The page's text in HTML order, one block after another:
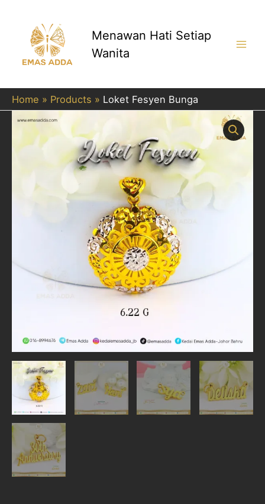
Menawan Hati Setiap
Wanita
Home Products Loket Fesyen Bunga